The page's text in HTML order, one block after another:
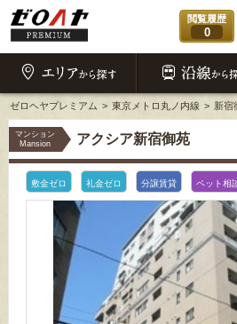
閲覧履歴
0
ゼロヘヤプレミアム 東京メトロ丸ノ内線 新宿
マンション
Mansion
アクシア新宿御苑
敷金ゼロ 礼金ゼロ 分譲賃貸 ペット相